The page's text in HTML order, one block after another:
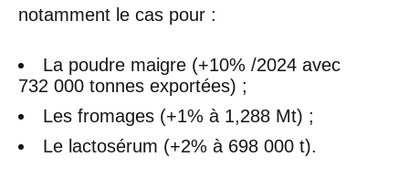
notamment le cas pour :
La poudre maigre (+10% /2024 avec
732 000 tonnes exportées) ;
Les fromages (+1% à 1,288 Mt) ;
Le lactosérum (+2% à 698 000 t).